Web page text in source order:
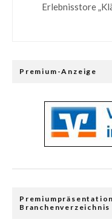
Erlebnisstore
Premium-Anzeige
Branchenverzeichnis